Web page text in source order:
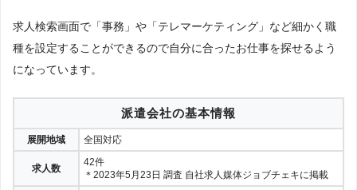
求人検索画面で「事務」や「テレマーケティング」など細かく職
種を設定することができるので自分に合ったお仕事を探せるよう
になっています。
派遣会社の基本情報
展開地域 全国対応
求人数
42件
＊2023年5月23日 調査 自社求人媒体ジョブチェキに掲載